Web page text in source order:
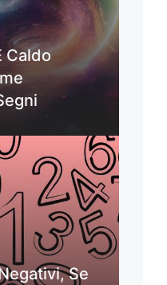
Caldo
Se